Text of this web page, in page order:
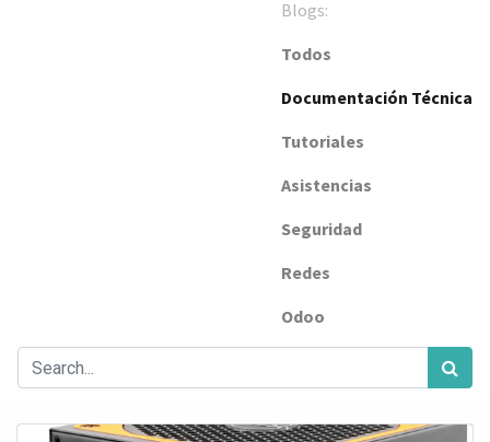
Blogs:
Todos
Documentación Técnica
Tutoriales
Asistencias
Seguridad
Redes
Odoo